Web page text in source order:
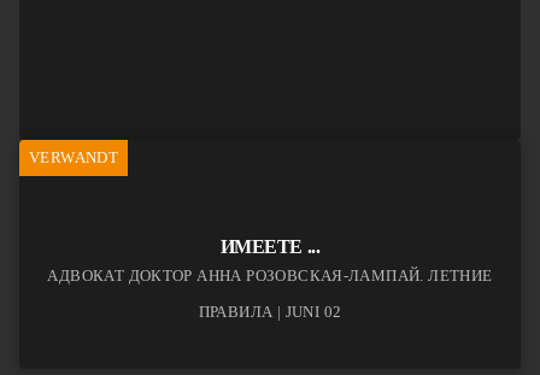
VERWANDT
ИМЕЕТЕ ...
АДВОКАТ ДОКТОР АННА РОЗОВСКАЯ-ЛАМПАЙ. ЛЕТНИЕ
ПРАВИЛА | JUNI 02